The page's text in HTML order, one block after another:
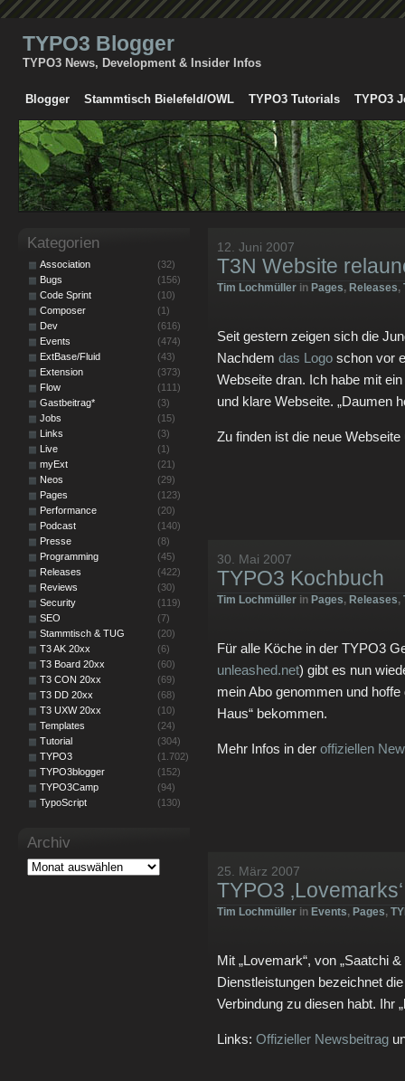
TYPO3 Blogger
TYPO3 News, Development & Insider Infos
Blogger Stammtisch Bielefeld/OWL TYPO3 Tutorials TYPO3
12. Juni 2007
T3N Website
Tim Lochmüller in Pages, Releases,
Seit gestern zeigen sich die
Nachdem das Logo schon vor
Webseite dran. Ich habe mit
und klare Webseite. „Daumen
Zu finden ist die neue
30. Mai 2007
TYPO3 Kochbuch
Tim Lochmüller in Pages, Releases,
Für alle Köche in der TYPO3
unleashed.net) gibt es nun
mein Abo genommen und
Haus“ bekommen.
Mehr Infos in der offiziellen
25. März 2007
TYPO3 ‚Lovemarks‘
Tim Lochmüller in Events, Pages,
Mit „Lovemark“, von „Saatchi
Dienstleistungen bezeichnet
Verbindung zu diesen habt. Ihr
Links: Offizieller Newsbeitrag
Kategorien
Association
(32)
Bugs
(156)
Code Sprint
(10)
Composer
(1)
Dev
(616)
Events
(474)
ExtBase/Fluid
(43)
Extension
(373)
Flow
(111)
Gastbeitrag*
(3)
Jobs
(15)
Links
(3)
Live
(1)
myExt
(21)
Neos
(29)
Pages
(123)
Performance
(20)
Podcast
(140)
Presse
(8)
Programming
(45)
Releases
(422)
Reviews
(30)
Security
(119)
SEO
(7)
Stammtisch & TUG
(20)
T3 AK 20xx
(6)
T3 Board 20xx
(60)
T3 CON 20xx
(69)
T3 DD 20xx
(68)
T3 UXW 20xx
(10)
Templates
(24)
Tutorial
(304)
TYPO3
(1.702)
TYPO3blogger
(152)
TYPO3Camp
(94)
TypoScript
(130)
Archiv